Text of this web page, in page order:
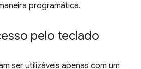
programática.
pelo teclado
ser utilizáveis apenas com um